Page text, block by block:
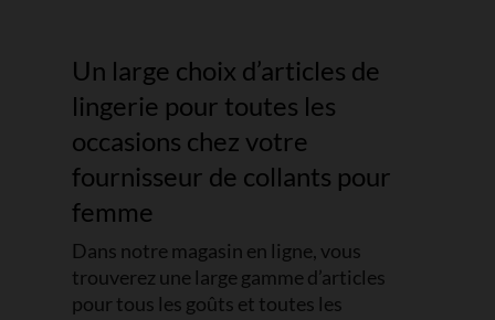
Un large choix d’articles de
lingerie pour toutes les
occasions chez votre
fournisseur de collants pour
femme
Dans notre magasin en ligne, vous
trouverez une large gamme d’articles
pour tous les goûts et toutes les